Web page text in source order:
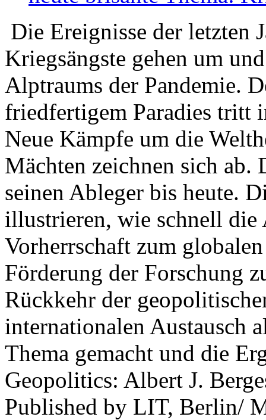
Die Ereignisse der letzten
Kriegsängste gehen um
Alptraums der Pandemie.
friedfertigem Paradies tritt
Neue Kämpfe um die
Mächten zeichnen sich
seinen Ableger bis heute.
illustrieren, wie schnell die
Vorherrschaft zum
Förderung der Forschung
Rückkehr der
internationalen Austausch
Thema gemacht und die
Geopolitics: Albert J.
Published by LIT, Berlin/